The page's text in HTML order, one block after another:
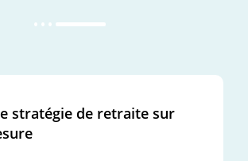
stratégie de retraite sur